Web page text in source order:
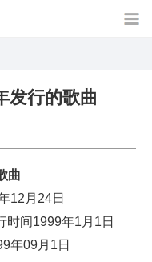
发行的歌曲
曲
12月24日
时间1999年1月1日
年09月1日